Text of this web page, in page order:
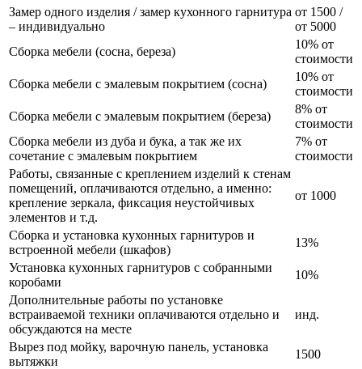
Замер одного изделия / замер кухонного гарнитура
– индивидуально
от 1500 /
от 5000
Сборка мебели (сосна, береза)
10% от
стоимости
Сборка мебели с эмалевым покрытием (сосна)
10% от
стоимости
Сборка мебели с эмалевым покрытием (береза)
8% от
стоимости
Сборка мебели из дуба и бука, а так же их
сочетание с эмалевым покрытием
7% от
стоимости
Работы, связанные с креплением изделий к стенам
помещений, оплачиваются отдельно, а именно:
крепление зеркала, фиксация неустойчивых
элементов и т.д.
от 1000
Сборка и установка кухонных гарнитуров и
встроенной мебели (шкафов)
13%
Установка кухонных гарнитуров с собранными
коробами
10%
Дополнительные работы по установке
встраиваемой техники оплачиваются отдельно и
обсуждаются на месте
инд.
Вырез под мойку, варочную панель, установка
вытяжки
1500